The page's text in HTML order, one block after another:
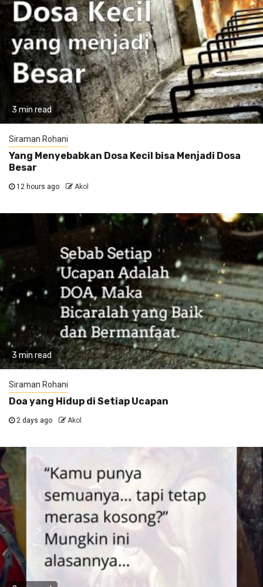
3 min read
Siraman Rohani
Yang Menyebabkan Dosa Kecil bisa Menjadi Dosa
Besar
12 hours ago Akol
3 min read
Siraman Rohani
Doa yang Hidup di Setiap Ucapan
2 days ago Akol